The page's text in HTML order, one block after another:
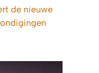
de nieuwe